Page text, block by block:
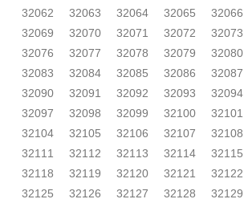
32062
32063 32064 32065 32066
32069
32070 32071 32072 32073
32076
32077 32078 32079 32080
32083
32084 32085 32086 32087
32090
32091 32092 32093 32094
32097
32098 32099 32100 32101
32104
32105 32106 32107 32108
32111
32112 32113 32114 32115
32118
32119 32120 32121 32122
32125
32126 32127 32128 32129